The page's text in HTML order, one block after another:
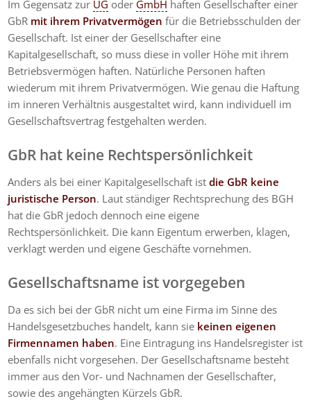
Im Gegensatz zur UG oder GmbH haften Gesellschafter einer
GbR mit ihrem Privatvermögen für die Betriebsschulden der
Gesellschaft. Ist einer der Gesellschafter eine
Kapitalgesellschaft, so muss diese in voller Höhe mit ihrem
Betriebsvermögen haften. Natürliche Personen haften
wiederum mit ihrem Privatvermögen. Wie genau die Haftung
im inneren Verhältnis ausgestaltet wird, kann individuell im
Gesellschaftsvertrag festgehalten werden.
GbR hat keine Rechtspersönlichkeit
Anders als bei einer Kapitalgesellschaft istdie GbR keine
juristische Person. Laut ständiger Rechtsprechung des BGH
hat die GbR jedoch dennoch eine eigene
Rechtspersönlichkeit. Die kann Eigentum erwerben, klagen,
verklagt werden und eigene Geschäfte vornehmen.
Gesellschaftsname ist vorgegeben
Da es sich bei der GbR nicht um eine Firma im Sinne des
Handelsgesetzbuches handelt, kann sie keinen eigenen
Firmennamen haben. Eine Eintragung ins Handelsregister ist
ebenfalls nicht vorgesehen. Der Gesellschaftsname besteht
immer aus den Vor- und Nachnamen der Gesellschafter,
sowie des angehängten Kürzels GbR.